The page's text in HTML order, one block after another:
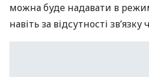
можна буде надавати в
навіть за відсутності зв’язку